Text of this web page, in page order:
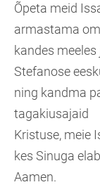
Õpeta meid
armastama
kandes
Stefanose
ning kandma
tagakiusajaid
Kristuse, meie
kes Sinuga
Aamen.